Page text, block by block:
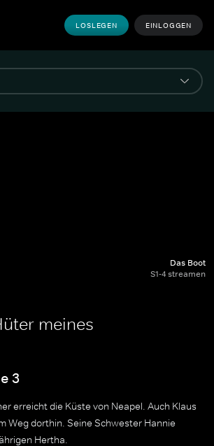
LOSLEGEN EINLOGGEN
Das Boot
S1-4 streamen
meines
3
erreicht die Küste von Neapel. Auch Klaus
Weg dorthin. Seine Schwester Hannie
Hertha.